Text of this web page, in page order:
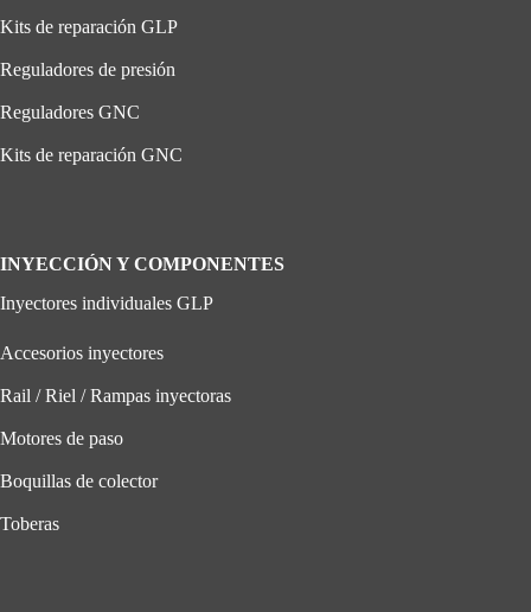
Kits de reparación GLP
Reguladores de presión
Reguladores GNC
Kits de reparación GNC
INYECCIÓN Y COMPONENTES
Inyectores individuales GLP
Accesorios inyectores
Rail / Riel / Rampas inyectoras
Motores de paso
Boquillas de colector
Toberas